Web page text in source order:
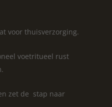
voor thuisverzorging.
voetritueel rust
zet de stap naar